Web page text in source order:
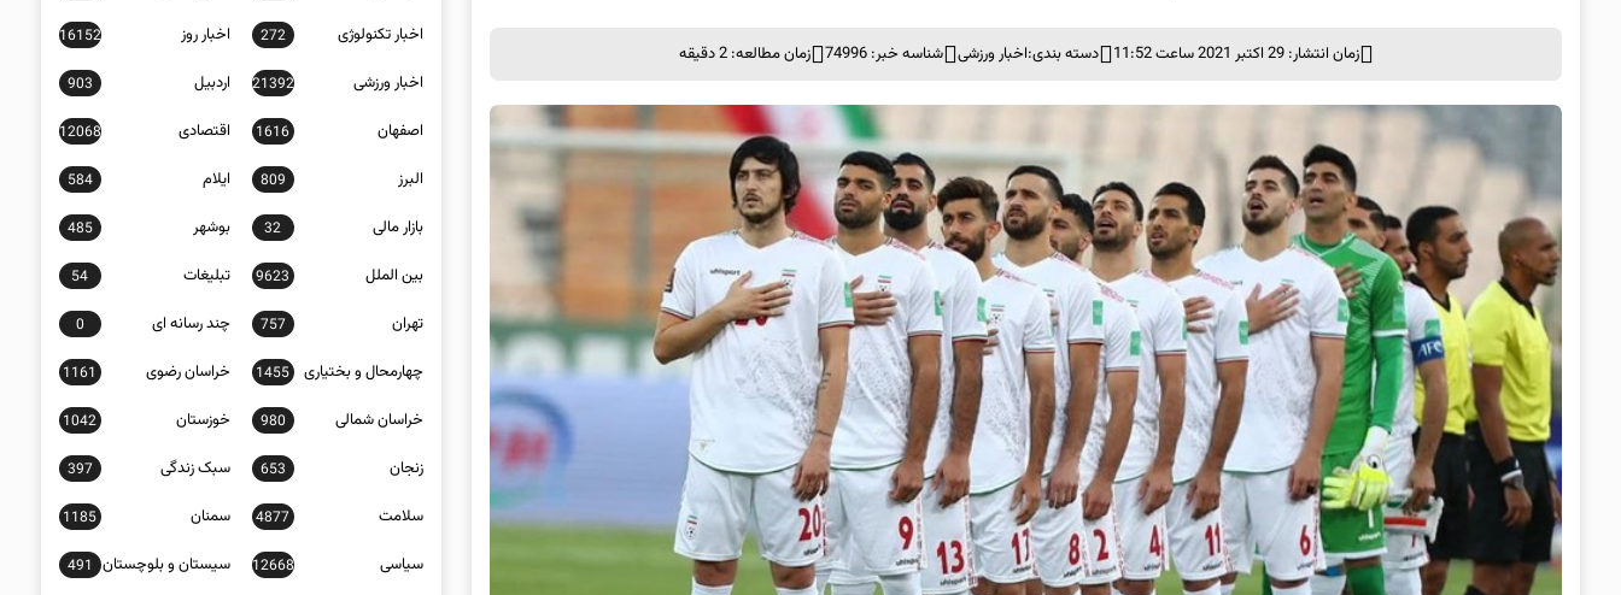
زمان انتشار: 29 اکتبر 2021 ساعت 11:52 دسته بندی:اخبار ورزشی شناسه خبر: 74996 زمان مطالعه: 2 دقیقه
اخبار تکنولوژی 272 اخبار روز 16152
اخبار ورزشی 21392 اردبیل 903
اصفهان 1616 اقتصادی 12068
البرز 809 ایلام 584
بازار مالی 32 بوشهر 485
بین الملل 9623 تبلیغات 54
تهران 757 چند رسانه ای 0
چهارمحال و بختیاری 1455 خراسان رضوی 1161
خراسان شمالی 980 خوزستان 1042
زنجان 653 سبک زندگی 397
سلامت 4877 سمنان 1185
سیاسی 12668 سیستان و بلوچستان 491